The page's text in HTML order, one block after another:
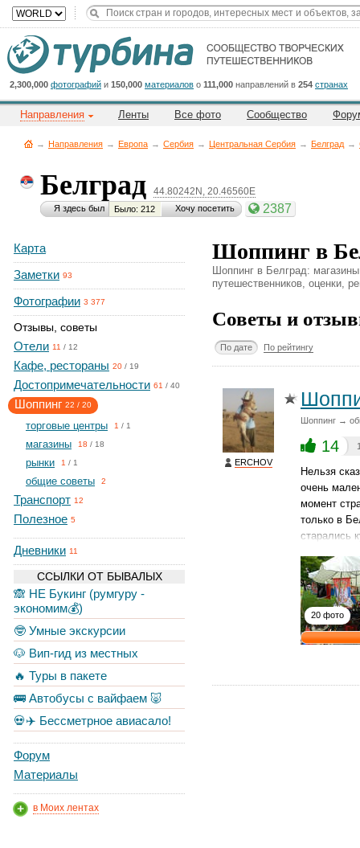
2,300,000 фотографий и 150,000 материалов о 111,000 направлений в 254 странах
Направления Ленты Все фото Сообщество
→ Направления → Европа → Сербия → Центральная Сербия → Белград →
Белград 44.80242N, 20.46560E
Я здесь был Было: 212 Хочу посетить 2387
Карта
Заметки 93
Фотографии 3 377
Отзывы, советы
Отели 11 / 12
Кафе, рестораны 20 / 19
Достопримечательности 61 / 40
Шоппинг 22 / 20
торговые центры 1 / 1
магазины 18 / 18
рынки 1 / 1
общие советы 2
Транспорт 12
Полезное 5
Дневники 11
ССЫЛКИ ОТ БЫВАЛЫХ
🙈 НЕ Букинг (румгуру -
экономим💰)
🤓 Умные экскурсии
🐶 Вип-гид из местных
🔥 Туры в пакете
🚌 Автобусы с вайфаем 🐷
💀✈️ Бессметрное авиасало!
Форум
Материалы
в Моих лентах
Шоппинг в
Шоппинг в Белград:
путешественников, оценки,
Советы и
По дате По рейтингу
ERCHOV
Шоппинг →
14
Нельзя
очень
момент
только в
старались
20 фото
Cейчас
на
сайте:
Title
Button